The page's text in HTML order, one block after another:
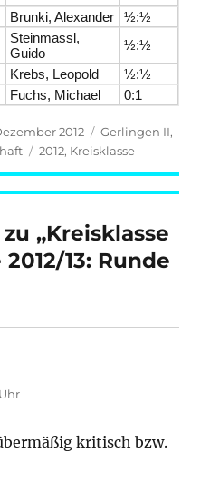
Brunki, Alexander
½:½
Steinmassl,
Guido
½:½
Krebs, Leopold
½:½
Fuchs, Michael 0:1
2012 Kategorien
Gerlingen II,
Schlagwörter
2012, Kreisklasse
„Kreisklasse
13: Runde
kritisch bzw.